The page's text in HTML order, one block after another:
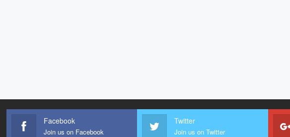
Facebook
Join us on Facebook
Twitter
Join us on Twitter